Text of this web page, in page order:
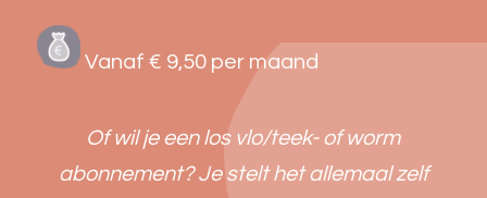
Vanaf € 9,50 per maand
Of wil je een los vlo/teek- of worm
abonnement? Je stelt het allemaal zelf